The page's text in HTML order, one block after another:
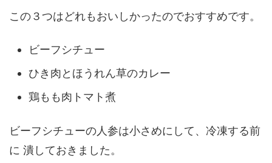
この３つはどれもおいしかったのでおすすめです。
ビーフシチュー
ひき肉とほうれん草のカレー
鶏もも肉トマト煮
ビーフシチューの人参は小さめにして、冷凍する前
に 潰しておきました。